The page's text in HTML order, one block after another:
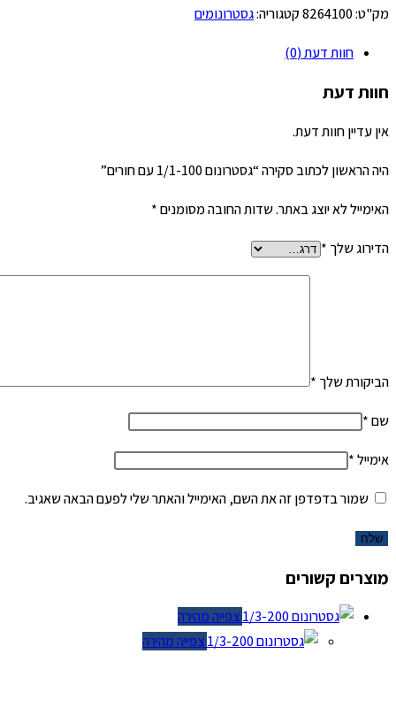
מק"ט:8264100קטגוריה:גסטרונומים
חוות דעת (0)
חוות דעת
אין עדיין חוות דעת.
היה הראשון לכתוב סקירה “גסטרונום 1/1-100 עם חורים”
האימייל לא יוצג באתר.שדות החובה מסומנים*
הדירוג שלך*
הביקורת שלך*
שם*
אימייל*
שמור בדפדפן זה את השם, האימייל והאתר שלי לפעם הבאה שאגיב.
מוצרים קשורים
צפייה מהירה
צפייה מהירה